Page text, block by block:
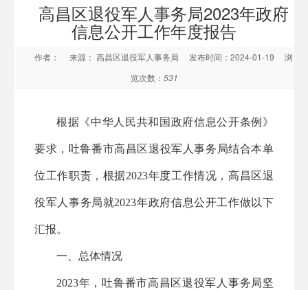
高昌区退役军人事务局2023年政府
信息公开工作年度报告
作者： 来源： 高昌区退役军人事务局 发布时间：2024-01-19
浏
览次数： 531
根据《中华人民共和国政府信息公开条例》
要求，吐鲁番市高昌区退役军人事务局结合本单
位工作职责， 根据2023年度工作情况，高昌区退
役军人事务局就2023年政府信息公开工作做以下
汇报。
一、总体情况
2023年，吐鲁番市高昌区退役军人事务局坚